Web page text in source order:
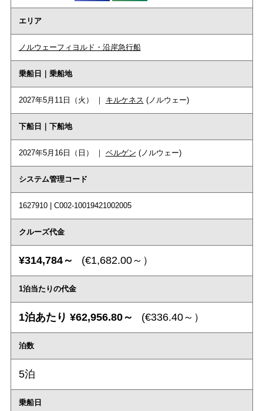
エリア
ノルウェーフィヨルド・沿岸急行船
乗船日｜乗船地
2027年5月11日（火） ｜ キルケネス (ノルウェー)
下船日｜下船地
2027年5月16日（日） ｜ ベルゲン (ノルウェー)
システム管理コード
1627910 | C002-10019421002005
クルーズ代金
¥314,784～ (€1,682.00～）
1泊当たりの代金
1泊あたり ¥62,956.80～ (€336.40～）
泊数
5泊
乗船日